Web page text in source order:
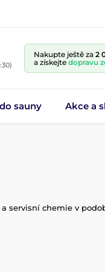
Nakupte ještě za 2
a získejte dopravu
sauny Akce a
servisní chemie v